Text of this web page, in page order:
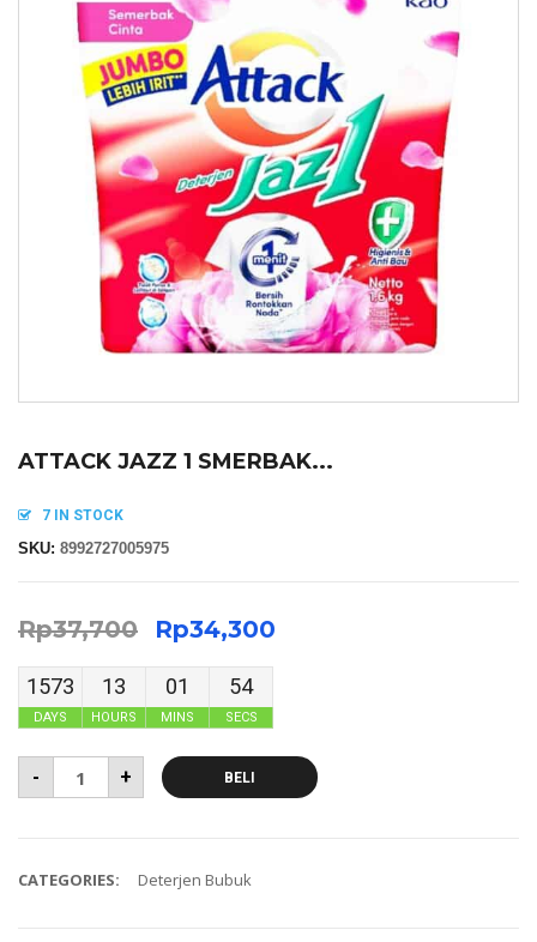
ATTACK JAZZ 1 SMERBAK...
7 IN STOCK
SKU: 8992727005975
Rp37,700 Rp34,300
1573
DAYS
13
HOURS
01
MINS
54
SECS
- + BELI
CATEGORIES: Deterjen Bubuk